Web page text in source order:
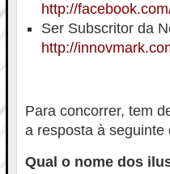
http://
Ser Subscritor da
http://
Para concorrer, tem
a resposta à seguinte
Qual o nome dos